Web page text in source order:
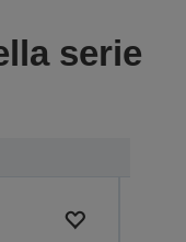
serie